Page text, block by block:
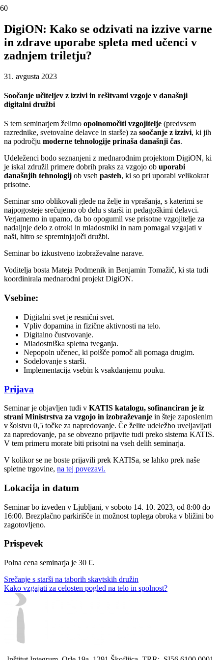
DigiON: Kako se odzivati na izzive varne
in zdrave uporabe spleta med učenci v
zadnjem triletju?
31. avgusta 2023
Soočanje učiteljev z izzivi in rešitvami vzgoje v današnji
digitalni družbi
S tem seminarjem želimo opolnomočiti vzgojitelje (predvsem
razrednike, svetovalne delavce in starše) za soočanje z izzivi, ki jih
na področju moderne tehnologije prinaša današnji čas.
Udeleženci bodo seznanjeni z mednarodnim projektom DigiON, ki
je iskal združil primere dobrih praks za vzgojo ob uporabi
današnjih tehnologij ob vseh pasteh, ki so pri uporabi velikokrat
prisotne.
Seminar smo oblikovali glede na želje in vprašanja, s katerimi se
najpogosteje srečujemo ob delu s starši in pedagoškimi delavci.
Verjamemo in upamo, da bo opogumil vse prisotne vzgojitelje za
nadaljnje delo z otroki in mladostniki in nam pomagal vzgajati v
naši, hitro se spreminjajoči družbi.
Seminar bo izkustveno izobraževalne narave.
Voditelja bosta Mateja Podmenik in Benjamin Tomažič, ki sta tudi
koordinirala mednarodni projekt DigiON.
Vsebine:
Digitalni svet je resnični svet.
Vpliv dopamina in fizične aktivnosti na telo.
Digitalno čustvovanje.
Mladostniška spletna tveganja.
Nepopoln učenec, ki poišče pomoč ali pomaga drugim.
Sodelovanje s starši.
Implementacija vsebin k vsakdanjemu pouku.
Prijava
Seminar je objavljen tudi v KATIS katalogu, sofinanciran je iz
strani Ministrstva za vzgojo in izobraževanje in šteje zaposlenim
v šolstvu 0,5 točke za napredovanje. Če želite udeležbo uveljavljati
za napredovanje, pa se obvezno prijavite tudi preko sistema KATIS.
V tem primeru morate biti prisotni na vseh delih seminarja.
V kolikor se ne boste prijavili prek KATISa, se lahko prek naše
spletne trgovine, na tej povezavi.
Lokacija in datum
Seminar bo izveden v Ljubljani, v soboto 14. 10. 2023, od 8:00 do
16:00. Brezplačno parkirišče in možnost toplega obroka v bližini bo
zagotovljeno.
Prispevek
Polna cena seminarja je 30 €.
Srečanje s starši na taborih skavtskih družin
Kako vzgajati za celosten pogled na telo in spolnost?